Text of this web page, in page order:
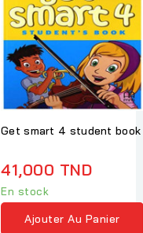
Get smart 4 student book
41,000 TND
En stock
Ajouter Au Panier